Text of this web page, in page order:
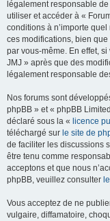
légalement responsable
utiliser et accéder à «
conditions à n’importe
ces modifications, bien
par vous-même. En effet,
JMJ » après que des
légalement responsable
Nos forums sont
phpBB » et « phpBB
déclaré sous la « licence
téléchargé sur le site de
de faciliter les discussions
être tenu comme
acceptons et que nous
phpBB, veuillez consulter
Vous acceptez de ne
vulgaire, diffamatoire,